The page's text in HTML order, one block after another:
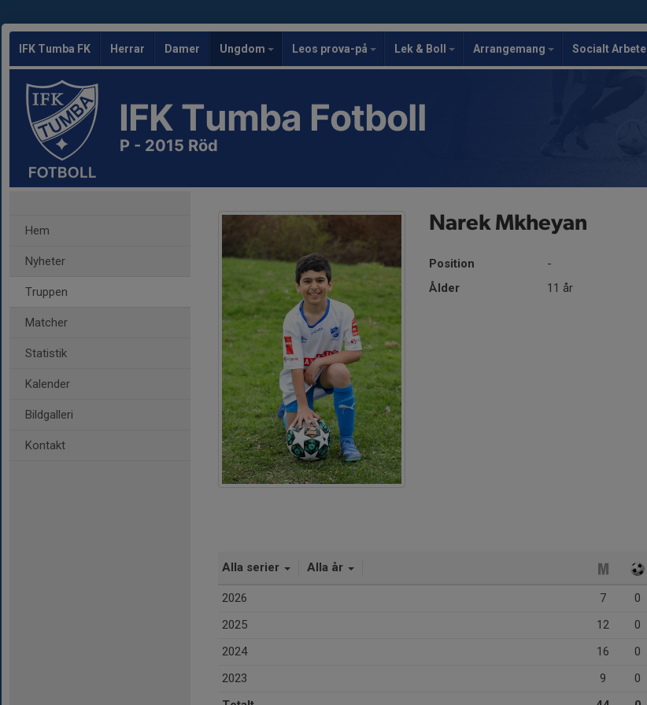
IFK Tumba FK Herrar Damer Ungdom Leos prova-på Lek & Boll Arrangemang Socialt Arbete
IFK Tumba Fotboll
P - 2015 Röd
Hem
Nyheter
Truppen
Matcher
Statistik
Kalender
Bildgalleri
Kontakt
Narek Mkheyan
Position
-
Ålder
11 år
Alla serier Alla år
2026 7 0
2025
12 0
2024
16 0
2023
9 0